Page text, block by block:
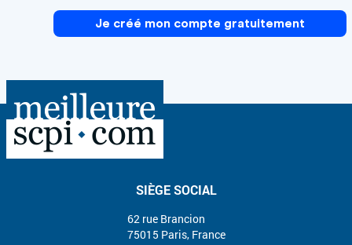
Je créé mon compte gratuitement
SIÈGE SOCIAL
62 rue Brancion
75015 Paris, France